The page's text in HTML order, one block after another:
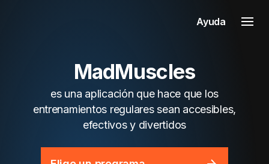
Ayuda
MadMuscles
es una aplicación que hace que los
entrenamientos regulares sean accesibles,
efectivos y divertidos